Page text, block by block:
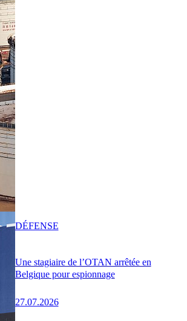
Une stagiaire de l’OTAN arrêtée en
Belgique pour espionnage
27.07.2026
DÉFENSE